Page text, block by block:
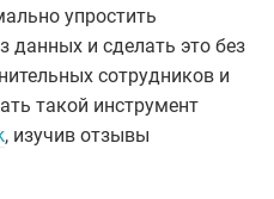
упростить
данных и сделать это без
сотрудников и
такой инструмент
, изучив отзывы